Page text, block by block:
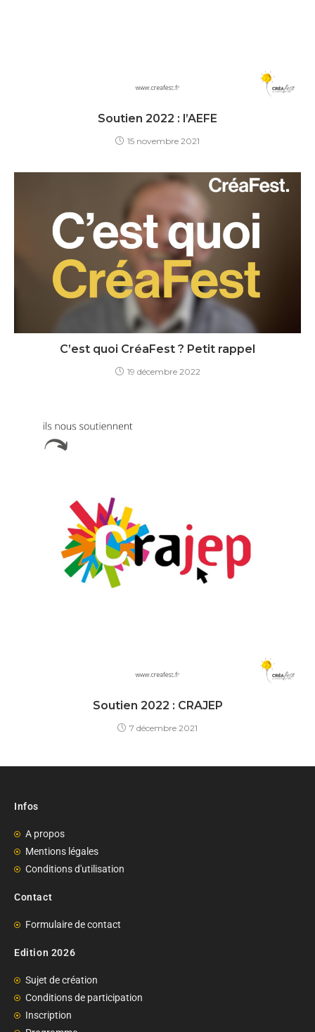
Soutien 2022 : l’AEFE
15 novembre 2021
C’est quoi CréaFest ? Petit rappel
19 décembre 2022
Soutien 2022 : CRAJEP
7 décembre 2021
Infos
A propos
Mentions légales
Conditions d'utilisation
Contact
Formulaire de contact
Edition 2026
Sujet de création
Conditions de participation
Inscription